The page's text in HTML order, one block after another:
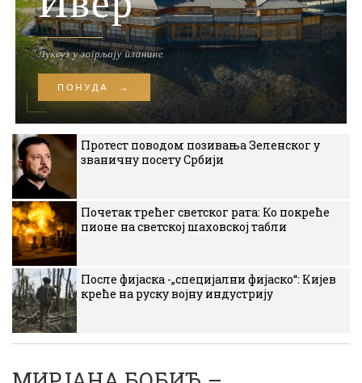
Протест поводом позивања Зеленског у
званичну посету Србији
Почетак трећег светског рата: Ко покреће
пионе на светској шаховској табли
После фијаска -„специјални фијаско“: Кијев
креће на руску војну индустрију